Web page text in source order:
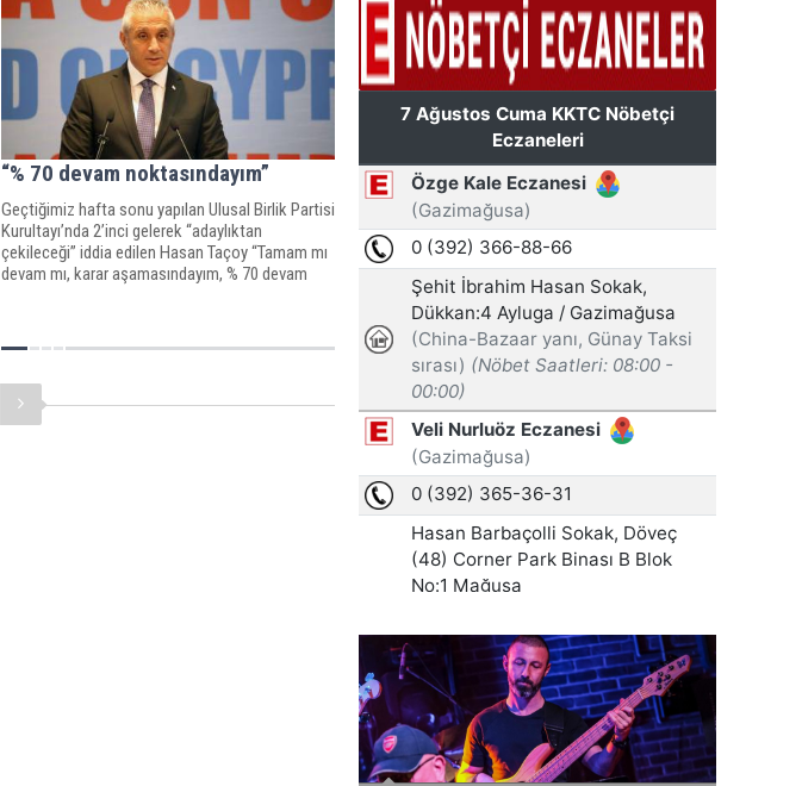
“% 70 devam noktasındayım”
Geçtiğimiz hafta sonu yapılan Ulusal Birlik Partisi
Kurultayı’nda 2’inci gelerek “adaylıktan
çekileceği” iddia edilen Hasan Taçoy “Tamam mı
devam mı, karar aşamasındayım, % 70 devam